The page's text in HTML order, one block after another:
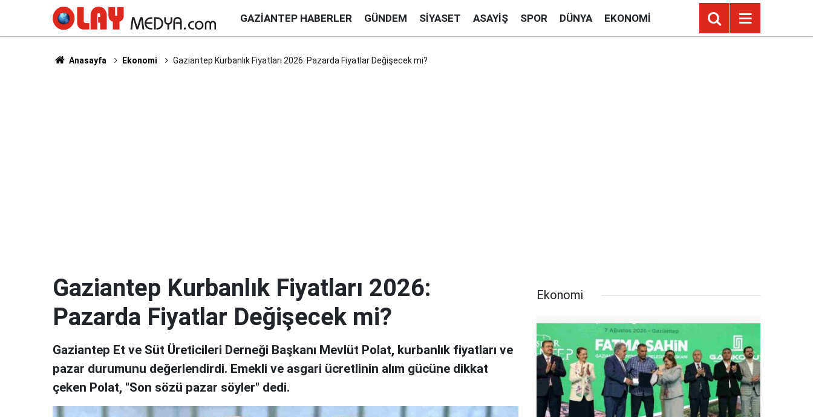
GAZIANTEP HABERLER GÜNDEM SIYASET ASAYIŞ SPOR DÜNYA EKONOMI
Anasayfa Ekonomi Gaziantep Kurbanlık Fiyatları 2026: Pazarda Fiyatlar Değişecek mi?
Gaziantep Kurbanlık Fiyatları 2026:
Pazarda Fiyatlar Değişecek mi?
Gaziantep Et ve Süt Üreticileri Derneği Başkanı Mevlüt Polat, kurbanlık fiyatları ve
pazar durumunu değerlendirdi. Emekli ve asgari ücretlinin alım gücüne dikkat
çeken Polat, "Son sözü pazar söyler" dedi.
Ekonomi